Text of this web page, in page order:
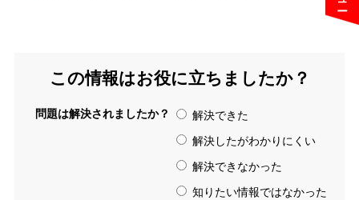
この情報はお役に立ちましたか？
問題は解決されましたか？
解決できた
解決したがわかりにくい
解決できなかった
知りたい情報ではなかった